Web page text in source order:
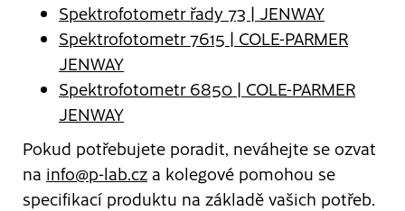
Spektrofotometr řady 73 | JENWAY
Spektrofotometr 7615 | COLE-PARMER
JENWAY
Spektrofotometr 6850 | COLE-PARMER
JENWAY
Pokud potřebujete poradit, neváhejte se ozvat
na info@p-lab.cz a kolegové pomohou se
specifikací produktu na základě vašich potřeb.